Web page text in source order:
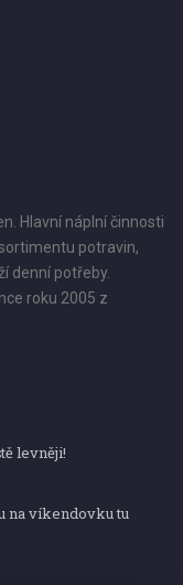
Hlavní náplní činnosti
potravin,
denní potřeby.
roku 2005 z
levněji!
na víkendovku tu